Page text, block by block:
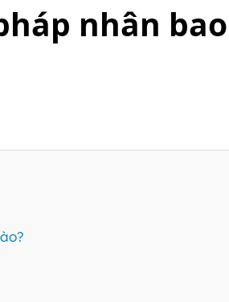
nhân bao